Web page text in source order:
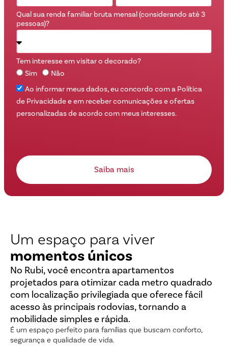
Qual sua renda familiar bruta mensal (considerando até 3
pessoas)?
Tem interesse em visitar o decorado?
Sim
Não
Ao informar meus dados, eu concordo com a Política
de Privacidade e em receber comunicações e ofertas
personalizadas de acordo com meus interesses.
Saiba mais
Um espaço para viver
momentos únicos
No Rubi, você encontra apartamentos
projetados para otimizar cada metro quadrado
com localização privilegiada que oferece fácil
acesso às principais rodovias, tornando a
mobilidade simples e rápida.
É um espaço perfeito para famílias que buscam conforto,
segurança e qualidade de vida.